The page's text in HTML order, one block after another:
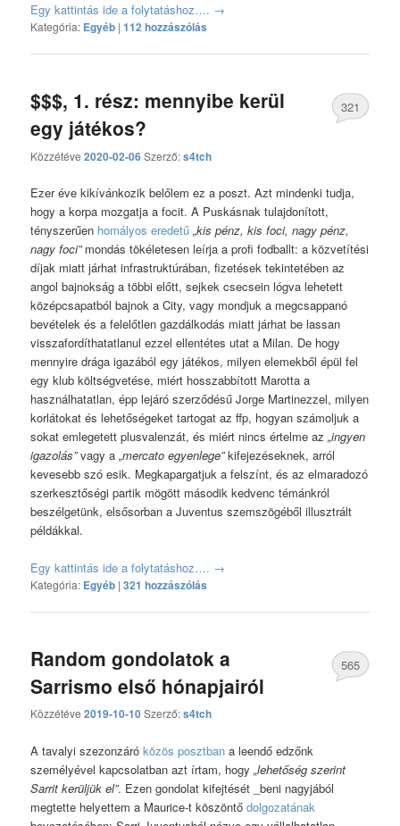
Egy kattintás ide a folytatáshoz…. →
Kategória: Egyéb |112 hozzászólás
$$$, 1. rész: mennyibe kerül
egy játékos?
Közzétéve2020-02-06Szerző:s4tch
321
Ezer éve kikívánkozik belőlem ez a poszt. Azt mindenki tudja,
hogy a korpa mozgatja a focit. A Puskásnak tulajdonított,
tényszerűen homályos eredetű „kis pénz, kis foci, nagy pénz,
nagy foci”mondás tökéletesen leírja a profi fodballt: a közvetítési
díjak miatt járhat infrastruktúrában, fizetések tekintetében az
angol bajnokság a többi előtt, sejkek csecsein lógva lehetett
középcsapatból bajnok a City, vagy mondjuk a megcsappanó
bevételek és a felelőtlen gazdálkodás miatt járhat be lassan
visszafordíthatatlanul ezzel ellentétes utat a Milan. De hogy
mennyire drága igazából egy játékos, milyen elemekből épül fel
egy klub költségvetése, miért hosszabbított Marotta a
használhatatlan, épp lejáró szerződésű Jorge Martinezzel, milyen
korlátokat és lehetőségeket tartogat az ffp, hogyan számoljuk a
sokat emlegetett plusvalenzát, és miért nincs értelme az„ingyen
igazolás”vagy a„mercato egyenlege”kifejezéseknek, arról
kevesebb szó esik. Megkapargatjuk a felszínt, és az elmaradozó
szerkesztőségi partik mögött második kedvenc témánkról
beszélgetünk, elsősorban a Juventus szemszögéből illusztrált
példákkal.
Egy kattintás ide a folytatáshoz…. →
Kategória: Egyéb |321 hozzászólás
Random gondolatok a
Sarrismo első hónapjairól
Közzétéve2019-10-10Szerző:s4tch
565
A tavalyi szezonzáróközös posztban a leendő edzőnk
személyével kapcsolatban azt írtam, hogy„lehetőség szerint
Sarrit kerüljük el”. Ezen gondolat kifejtését _beni nagyjából
megtette helyettem a Maurice-t köszöntődolgozatának